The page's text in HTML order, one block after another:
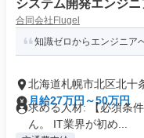
システム開発エンジニ
合同会社Flugel
知識ゼロからエンジニア
北海道札幌市北区北十
月給27万円～50万円
求める人材: 【必須条
ん。 IT業界が初め...